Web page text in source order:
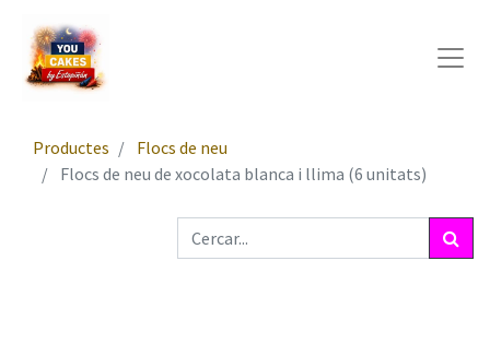
Productes
Flocs de neu
Flocs de neu de xocolata blanca i llima (6 unitats)